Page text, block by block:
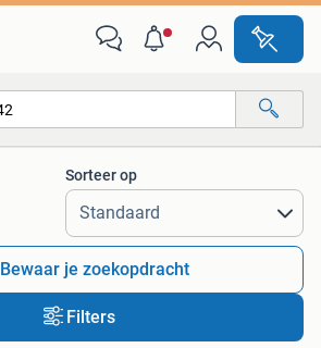
Alle afstanden…
Sorteer op
Bewaar je zoekopdracht
Filters